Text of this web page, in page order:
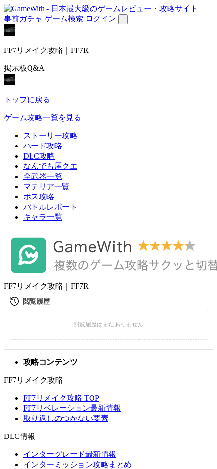
事前ガチャ ゲーム検索 ログイン
FF7リメイク攻略｜FF7R
掲示板Q&A
トップに戻る
ゲーム攻略一覧を見る
ストーリー攻略
ハード攻略
DLC攻略
なんでも屋クエ
全武器一覧
マテリア一覧
ボス攻略
バトルレポート
キャラ一覧
FF7リメイク攻略｜FF7R
攻略コンテンツ
FF7リメイク攻略
FF7リメイク攻略 TOP
FF7リベレーション最新情報
取り返しのつかない要素
DLC情報
インターグレード最新情報
インターミッション攻略まとめ